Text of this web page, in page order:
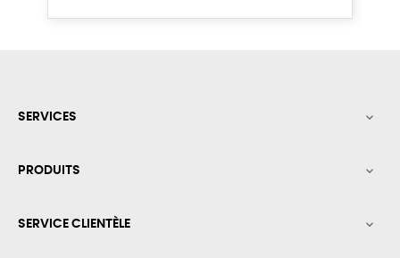
SERVICES 
PRODUITS 
SERVICE CLIENTÈLE 